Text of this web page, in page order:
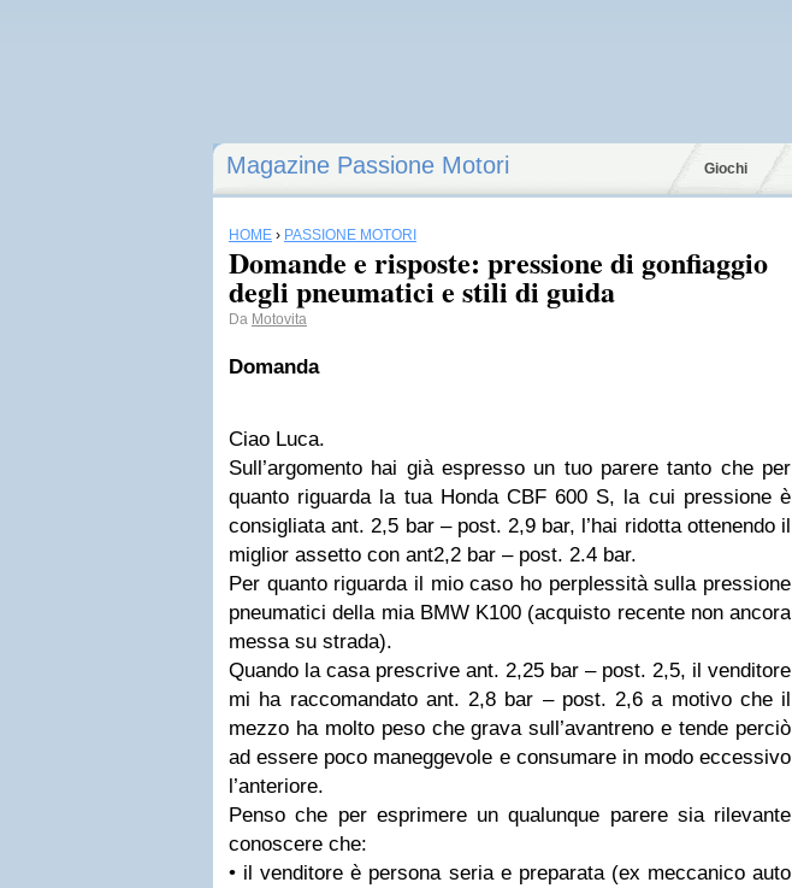
Magazine Passione Motori Giochi
HOME › PASSIONE MOTORI
Domande e risposte: pressione di gonfiaggio
degli pneumatici e stili di guida
Da Motovita
Domanda
Ciao Luca.
Sull’argomento hai già espresso un tuo parere tanto che per
quanto riguarda la tua Honda CBF 600 S, la cui pressione è
consigliata ant. 2,5 bar – post. 2,9 bar, l’hai ridotta ottenendo il
miglior assetto con ant2,2 bar – post. 2.4 bar.
Per quanto riguarda il mio caso ho perplessità sulla pressione
pneumatici della mia BMW K100 (acquisto recente non ancora
messa su strada).
Quando la casa prescrive ant. 2,25 bar – post. 2,5, il venditore
mi ha raccomandato ant. 2,8 bar – post. 2,6 a motivo che il
mezzo ha molto peso che grava sull’avantreno e tende perciò
ad essere poco maneggevole e consumare in modo eccessivo
l’anteriore.
Penso che per esprimere un qualunque parere sia rilevante
conoscere che:
• il venditore è persona seria e preparata (ex meccanico auto